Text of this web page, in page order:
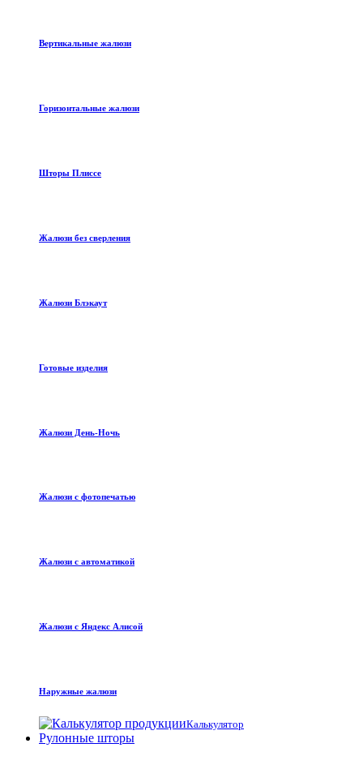
Вертикальные жалюзи
Горизонтальные жалюзи
Шторы Плиссе
Жалюзи без сверления
Жалюзи Блэкаут
Готовые изделия
Жалюзи День-Ночь
Жалюзи с фотопечатью
Жалюзи с автоматикой
Жалюзи с Яндекс Алисой
Наружные жалюзи
Калькулятор
Рулонные шторы